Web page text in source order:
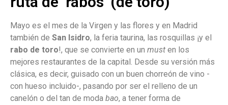
Mayo es el mes de la Virgen y las flores y en Madrid
también de San Isidro, la feria taurina, las rosquillas ¡y el
rabo de toro!, que se convierte en un must en los
mejores restaurantes de la capital. Desde su versión más
clásica, es decir, guisado con un buen chorreón de vino -
con hueso incluido-, pasando por ser el relleno de un
canelón o del tan de moda bao, a tener forma de